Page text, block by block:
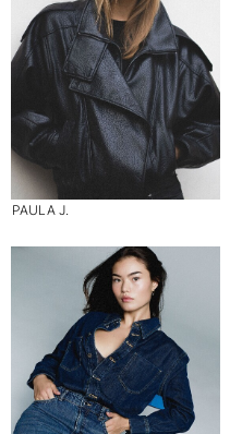
PAULA J.